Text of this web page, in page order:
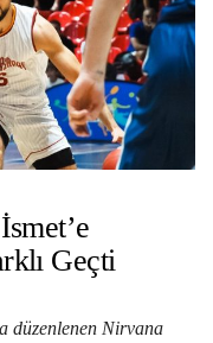
Geçti
düzenlenen Nirvana